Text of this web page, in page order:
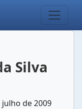
Silva
de 2009